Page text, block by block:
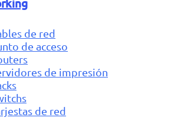
de red
de acceso
de impresión
de red